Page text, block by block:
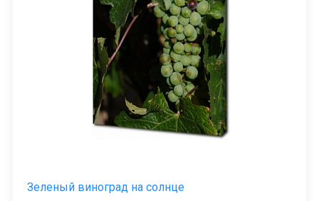
Зеленый виноград на солнце